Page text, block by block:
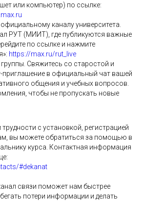
или компьютер) по ссылке:
каналу университета.
РУТ (МИИТ), где публикуются важные
по ссылке и нажмите
https://max.ru/rut_live
Свяжитесь со старостой и
приглашение в официальный чат вашей
общения и учебных вопросов.
чтобы не пропускать новые
с установкой, регистрацией
вы можете обратиться за помощью в
курса. Контактная информация
#dekanat
связи поможет нам быстрее
потери информации и делать